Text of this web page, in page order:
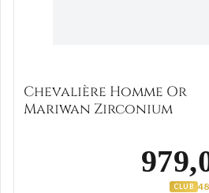
Chevalière Homme Or
Mariwan Zirconium
CLUB